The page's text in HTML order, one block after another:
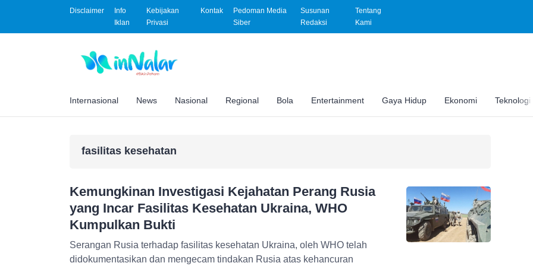
Disclaimer
Info
Iklan
Kebijakan
Privasi
Kontak
Pedoman Media
Siber
Susunan
Redaksi
Tentang
Kami
Internasional News Nasional Regional Bola Entertainment Gaya Hidup Ekonomi Teknologi
fasilitas kesehatan
Kemungkinan Investigasi Kejahatan Perang Rusia
yang Incar Fasilitas Kesehatan Ukraina, WHO
Kumpulkan Bukti
Serangan Rusia terhadap fasilitas kesehatan Ukraina, oleh WHO telah
didokumentasikan dan mengecam tindakan Rusia atas kehancuran